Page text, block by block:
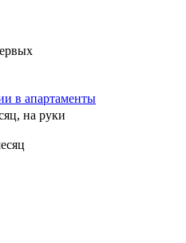
в апартаменты
на руки